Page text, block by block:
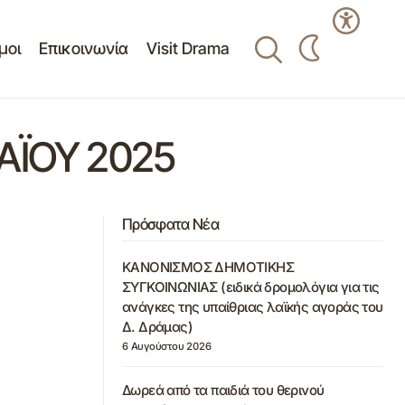
Επικοινωνία Visit Drama
2025
Πρόσφατα Νέα
ΚΑΝΟΝΙΣΜΟΣ ΔΗΜΟΤΙΚΗΣ
ΣΥΓΚΟΙΝΩΝΙΑΣ (ειδικά δρομολόγια για τις
ανάγκες της υπαίθριας λαϊκής αγοράς του
Δ. Δράμας)
6 Αυγούστου 2026
Δωρεά από τα παιδιά του θερινού